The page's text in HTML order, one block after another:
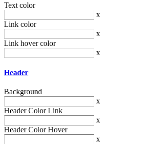
Text color
x
Link color
x
Link hover color
x
Header
Background
x
Header Color Link
x
Header Color Hover
x